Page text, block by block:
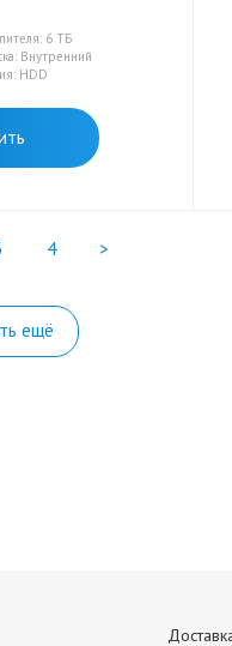
6 ТБ
Внутренний
HDD
4 >
ещё